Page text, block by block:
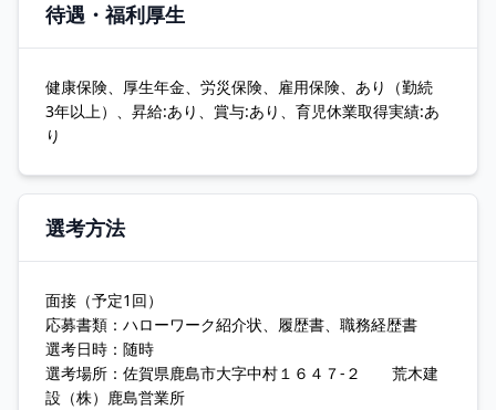
待遇・福利厚生
健康保険、厚生年金、労災保険、雇用保険、あり（勤続
3年以上）、昇給:あり、賞与:あり、育児休業取得実績:あ
り
選考方法
面接（予定1回）
応募書類：ハローワーク紹介状、履歴書、職務経歴書
選考日時：随時
選考場所：佐賀県鹿島市大字中村１６４７‐２ 荒木建
設（株）鹿島営業所